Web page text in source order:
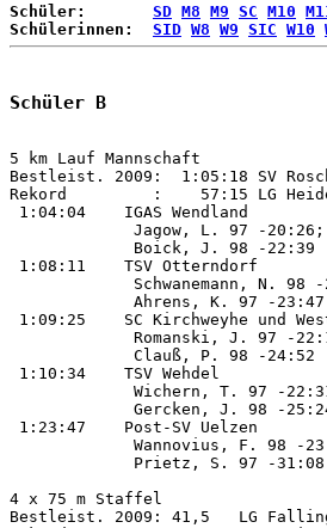
Schüler: SD M8 M9 SC M10
Schülerinnen: SID W8 W9 SIC W10
Schüler B